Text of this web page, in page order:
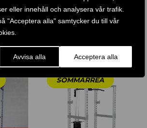
eller innehåll och analysera vår trafik.
"Acceptera alla" samtycker du till vår
Avvisa alla Acceptera alla
Betygsatt4.67
7 .689 5 .490 KR